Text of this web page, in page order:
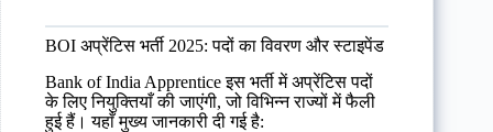
BOI अप्रेंटिस भर्ती 2025: पदों का विवरण और स्टाइपेंड
Bank of India Apprentice इस भर्ती में अप्रेंटिस पदों
के लिए नियुक्तियाँ की जाएंगी, जो विभिन्न राज्यों में फैली
हुई हैं। यहाँ मुख्य जानकारी दी गई है: